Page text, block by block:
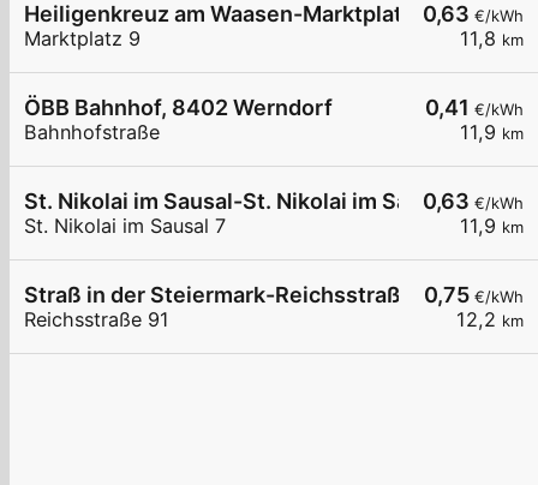
0,63 €/kWh
11,8 km
Heiligenkreuz am Waasen-Marktplatz 9
Marktplatz 9
0,41 €/kWh
11,9 km
ÖBB Bahnhof, 8402 Werndorf
Bahnhofstraße
0,63 €/kWh
11,9 km
St. Nikolai im Sausal-St. Nikolai im Sausal 7
St. Nikolai im Sausal 7
0,75 €/kWh
12,2 km
Straß in der Steiermark-Reichsstraße 91
Reichsstraße 91